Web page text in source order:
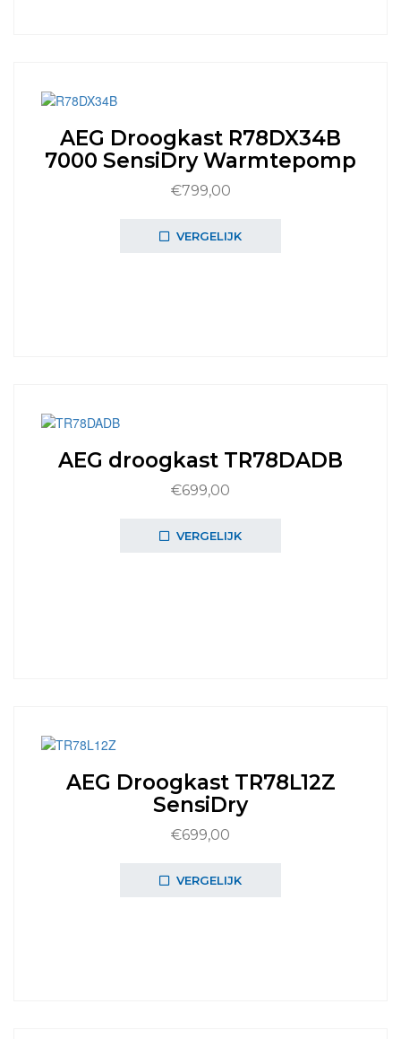
AEG Droogkast R78DX34B
7000 SensiDry Warmtepomp
€799,00
VERGELIJK
AEG droogkast TR78DADB
€699,00
VERGELIJK
AEG Droogkast TR78L12Z
SensiDry
€699,00
VERGELIJK